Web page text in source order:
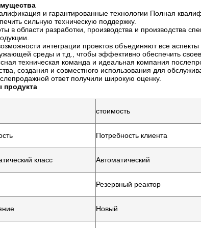
и гарантированные технологии Полная
сильную техническую поддержку.
в области разработки, производства и производства
интеграции проектов объединяют все аспекты
среды и т.д., чтобы эффективно обеспечить
техническая команда и идеальная компания
создания и совместного использования для
ответ получили широкую оценку.
продукта
стоимость
Потребность клиента
класс Автоматический
Резервный реактор
Новый